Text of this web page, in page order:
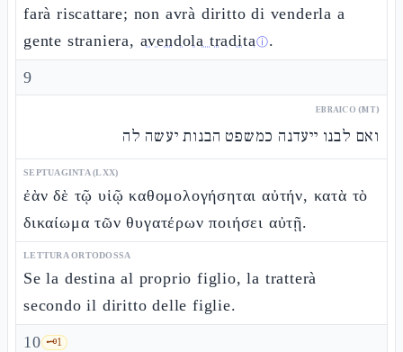
farà riscattare; non avrà diritto di venderla a
gente straniera, avendola traditaⓘ.
9
EBRAICO (MT)
ואם לבנו ייעדנה כמשפט הבנות יעשה לה
SEPTUAGINTA (LXX)
ἐὰν δὲ τῷ υἱῷ καθομολογήσηται αὐτήν, κατὰ τὸ
δικαίωμα τῶν θυγατέρων ποιήσει αὐτῇ.
LETTURA ORTODOSSA
Se la destina al proprio figlio, la tratterà
secondo il diritto delle figlie.
10 🗝️1